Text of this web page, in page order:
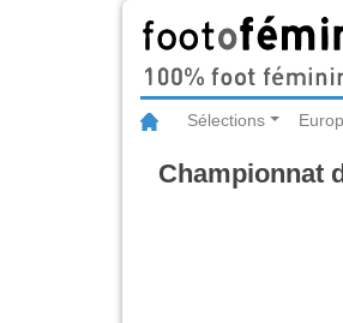
Sélections
Championnat